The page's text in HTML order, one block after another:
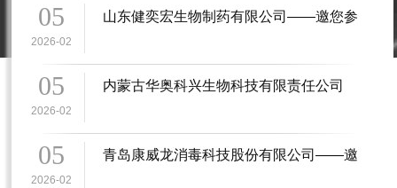
05
2026-02
山东健奕宏生物制药有限公司——邀您参
05
2026-02
内蒙古华奥科兴生物科技有限责任公司
05
2026-02
青岛康威龙消毒科技股份有限公司——邀